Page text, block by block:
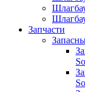
Запчасти